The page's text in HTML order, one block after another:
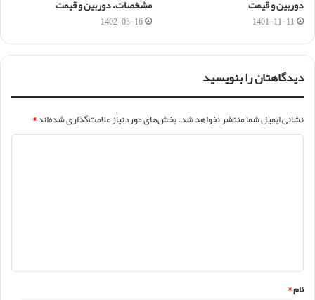
دوربین و قیمت
1401-11-11
مشخصات، دوربین و قیمت
1402-03-16
دیدگاهتان را بنویسید
نشانی ایمیل شما منتشر نخواهد شد.بخش‌های موردنیاز علامت‌گذاری شده‌اند*
*
نام*